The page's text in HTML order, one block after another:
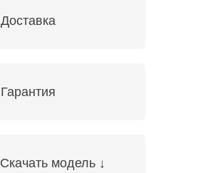
Гарантия
Скачать модель ↓
Доставка